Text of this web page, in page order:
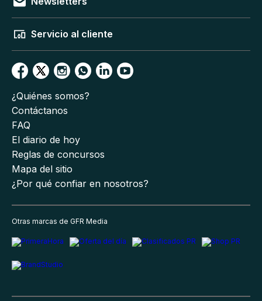
Servicio al cliente
¿Quiénes somos?
Contáctanos
FAQ
El diario de hoy
Reglas de concursos
Mapa del sitio
¿Por qué confiar en nosotros?
Otras marcas de GFR Media